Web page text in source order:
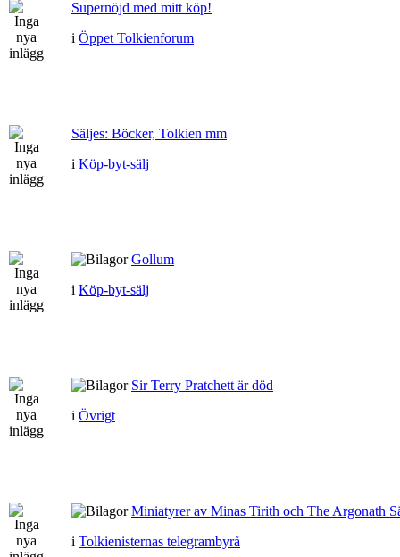
Supernöjd med mitt köp!
i Öppet Tolkienforum
Säljes: Böcker, Tolkien mm
i Köp-byt-sälj
Gollum
i Köp-byt-sälj
Sir Terry Pratchett är död
i Övrigt
Miniatyrer av Minas Tirith och The Argonath
i Tolkienisternas telegrambyrå